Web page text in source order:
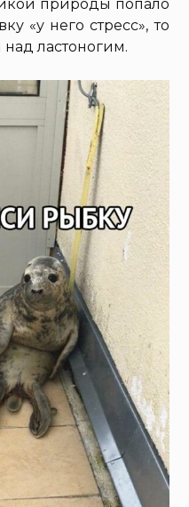
природы попало
«у него стресс», то
ластоногим.